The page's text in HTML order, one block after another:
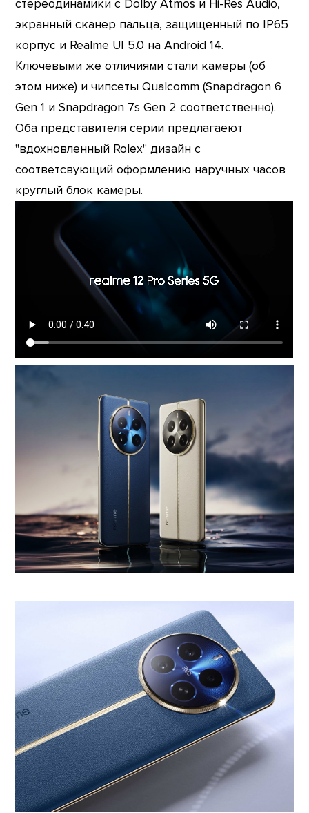
стереодинамики с Dolby Atmos и Hi-Res Audio,
экранный сканер пальца, защищенный по IP65
корпус и Realme UI 5.0 на Android 14.
Ключевыми же отличиями стали камеры (об
этом ниже) и чипсеты Qualcomm (Snapdragon 6
Gen 1 и Snapdragon 7s Gen 2 соответственно).
Оба представителя серии предлагаеют
"вдохновленный Rolex" дизайн с
соответсвующий оформлению наручных часов
круглый блок камеры.